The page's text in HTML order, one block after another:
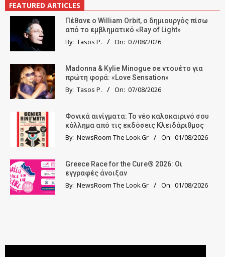
FEATURED ARTICLES
Πέθανε ο William Orbit, ο δημιουργός πίσω
από το εμβληματικό «Ray of Light»
By: Tasos P. On: 07/08/2026
Madonna & Kylie Minogue σε ντουέτο για
πρώτη φορά: «Love Sensation»
By: Tasos P. On: 07/08/2026
Φονικά αινίγματα: Το νέο καλοκαιρινό σου
κόλλημα από τις εκδόσεις Κλειδάριθμος
By: NewsRoom The Look.Gr On: 01/08/2026
Greece Race for the Cure® 2026: Οι
εγγραφές άνοιξαν
By: NewsRoom The Look.Gr On: 01/08/2026